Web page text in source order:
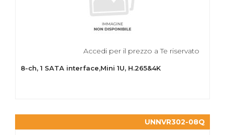
Accedi per il prezzo a Te riservato
8-ch, 1 SATA interface,Mini 1U, H.265&4K
UNNVR302-08Q